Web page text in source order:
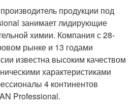
продукции под
занимает лидирующие
химии. Компания с 28-
рынке и 13 годами
известна высоким качеством
характеристиками
4 континентов
Professional.